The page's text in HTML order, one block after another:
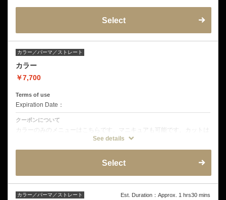
毛矯正ではありません。前髪アイロンはオプションからお選びくださ
Select
カラー／パーマ／ストレート
カラー
￥7,700
Terms of use
Expiration Date：
クーポンについて
カラーのみのメニューはこちらです。マニキュアも可能です。カットは
頂きます。
See details
Select
カラー／パーマ／ストレート Est. Duration：Approx. 1 hrs30 mins